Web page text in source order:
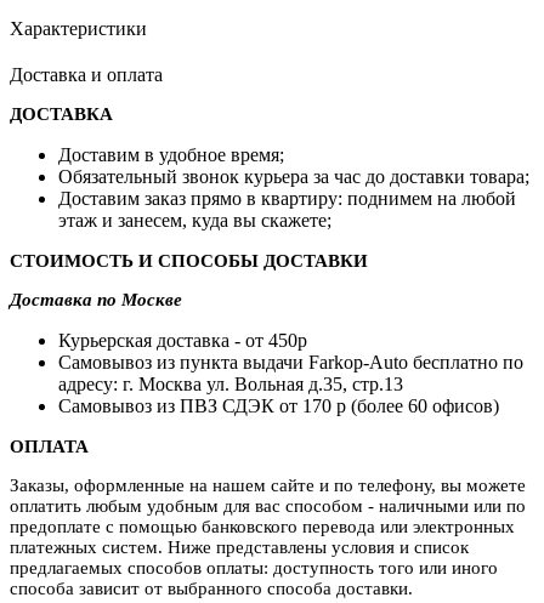
Характеристики
Доставка и оплата
ДОСТАВКА
Доставим в удобное время;
Обязательный звонок курьера за час до доставки товара;
Доставим заказ прямо в квартиру: поднимем на любой
этаж и занесем, куда вы скажете;
СТОИМОСТЬ И СПОСОБЫ ДОСТАВКИ
Доставка по Москве
Курьерская доставка - от 450p
Самовывоз из пункта выдачи Farkop-Auto бесплатно по
адресу: г. Москва ул. Вольная д.35, стр.13
Самовывоз из ПВЗ СДЭК от 170 p (более 60 офисов)
ОПЛАТА
Заказы, оформленные на нашем сайте и по телефону, вы можете
оплатить любым удобным для вас способом - наличными или по
предоплате с помощью банковского перевода или электронных
платежных систем. Ниже представлены условия и список
предлагаемых способов оплаты: доступность того или иного
способа зависит от выбранного способа доставки.